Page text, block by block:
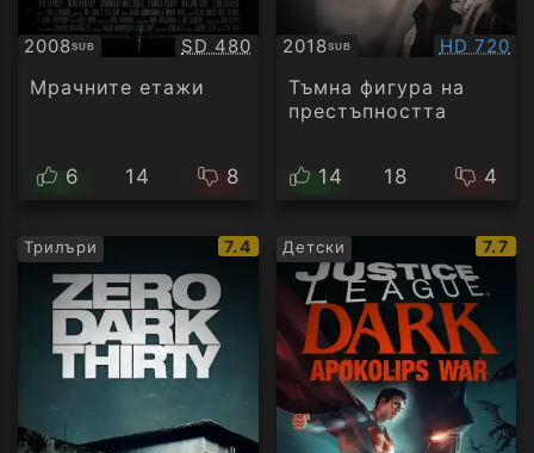
2008SUB
Субтитри Качество:
SD 480
Мрачните етажи
6 14 8
2018SUB
Субтитри HD 720
Тъмна фигура на
престъпността
14 18 4
Трилъри
IMDb
рейтинг:
7.4 Детски
IMDb
7.7